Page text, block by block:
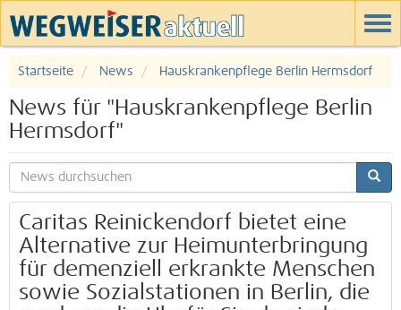
Startseite News Hauskrankenpflege Berlin Hermsdorf
News für "Hauskrankenpflege Berlin
Hermsdorf"
Caritas Reinickendorf bietet eine
Alternative zur Heimunterbringung
für demenziell erkrankte Menschen
sowie Sozialstationen in Berlin, die